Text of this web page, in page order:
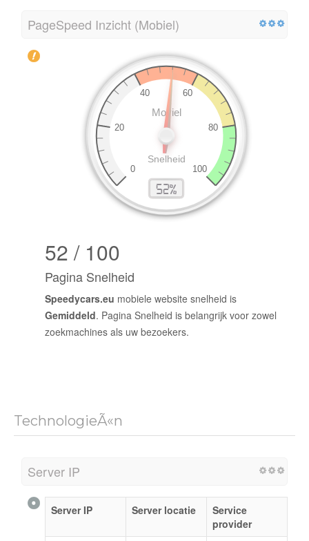
PageSpeed Inzicht (Mobiel)
52 / 100
Pagina Snelheid
Speedycars.eu mobiele website snelheid is
Gemiddeld. Pagina Snelheid is belangrijk voor zowel
zoekmachines als uw bezoekers.
TechnologieÃ«n
Server IP
Server IP Server locatie
Service
provider